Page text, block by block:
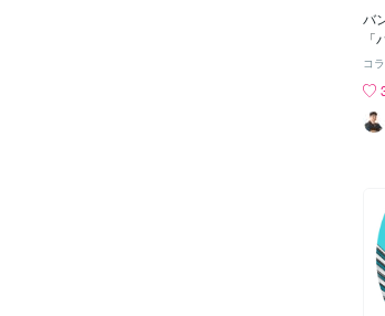
バ
る
の
論
に
コ